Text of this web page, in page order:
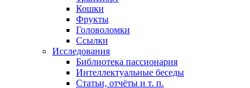
Кошки
Фрукты
Головоломки
Ссылки
Исследования
Библиотека пассионария
Интеллектуальные беседы
Статьи, отчёты и т. п.